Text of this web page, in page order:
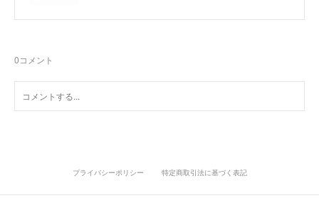
0コメント
プライバシーポリシー 特定商取引法に基づく表記